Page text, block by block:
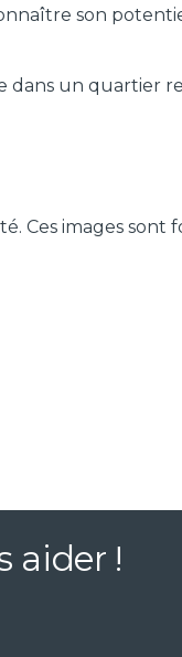
son
dans un quartier
Ces images sont
aider !